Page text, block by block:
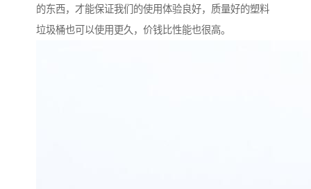
的东西，才能保证我们的使用体验良好，质量好的塑料
垃圾桶也可以使用更久，价钱比性能也很高。